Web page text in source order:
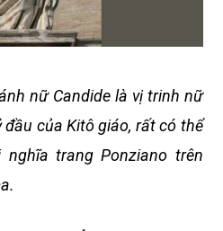
nữ Candide là vị trinh nữ
của Kitô giáo, rất có thể
trang Ponziano trên